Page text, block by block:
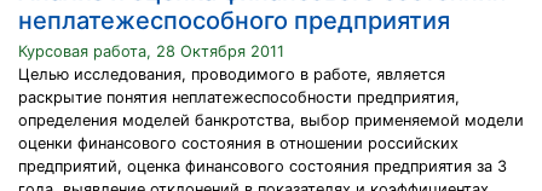
неплатежеспособного предприятия
Курсовая работа, 28 Октября 2011
Целью исследования, проводимого в работе, является
раскрытие понятия неплатежеспособности предприятия,
определения моделей банкротства, выбор применяемой модели
оценки финансового состояния в отношении российских
предприятий, оценка финансового состояния предприятия за 3